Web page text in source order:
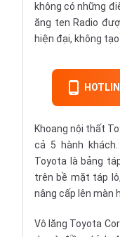
không có những
ăng ten Radio
hiện đại, không
Khoangnội thất
cả 5 hành
Toyota là bảng
trên bề mặt táp lô
nâng cấp lên màn
Vô lăng Toyota